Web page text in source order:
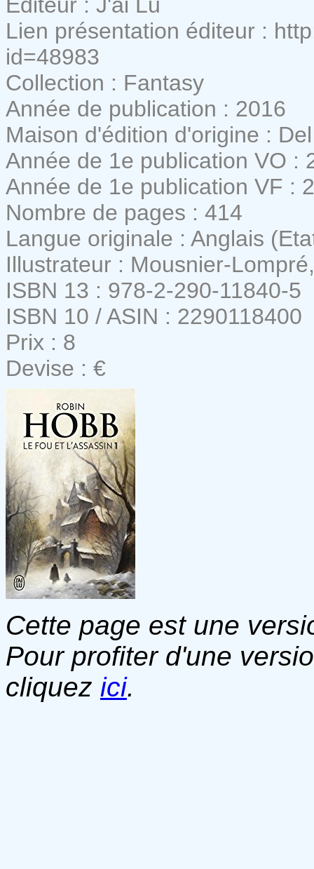
Lien présentation éditeur :
id=48983
Collection : Fantasy
Année de publication : 2016
Maison d'édition d'origine :
Année de 1e publication VO :
Année de 1e publication VF :
Nombre de pages : 414
Langue originale : Anglais
Illustrateur : Mousnier-
ISBN 13 : 978-2-290-11840-5
ISBN 10 / ASIN : 2290118400
Prix : 8
Devise : €
Cette page est une
Pour profiter d'une
cliquez ici.